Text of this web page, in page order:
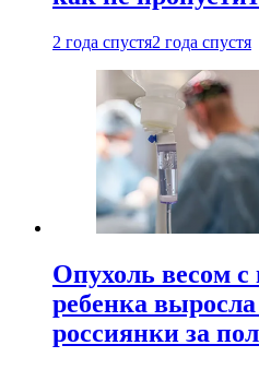
2 года спустя2 года спустя
Опухоль весом с
ребенка
россиянки за